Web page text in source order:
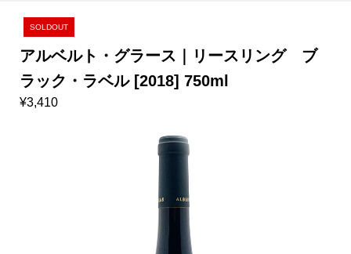
SOLDOUT
アルベルト・グラース｜リースリング ブ
ラック・ラベル [2018] 750ml
¥3,410